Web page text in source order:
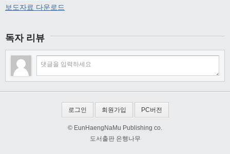
보도자료 다운로드
독자 리뷰
로그인 회원가입 PC버전
© EunHaengNaMu Publishing co.
도서출판 은행나무